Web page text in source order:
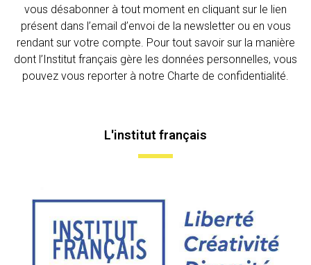
vous désabonner à tout moment en cliquant sur le lien
présent dans l’email d’envoi de la newsletter ou en vous
rendant sur votre compte. Pour tout savoir sur la manière
dont l’Institut français gère les données personnelles, vous
pouvez vous reporter à notre Charte de confidentialité.
L'institut français